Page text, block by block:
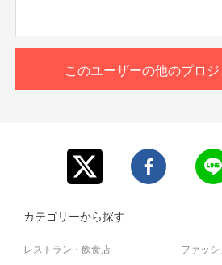
月2匹ほどの猫に里親が見つかり、年に40匹ほ
費用として活用しています。
◆里親募集型保護猫カフェ「拝啓ねこ様」詳細は
◆2022年、FANYコミュにて
オンラインサロン
※終了後は速やかに退店いただきま
※芸人へのプレゼント、差し入れは
ください。
※イベントの一部が拝啓ねこ様のオ
る場合がございます。ご了承くださ
このユーザーの他のプロ
カテゴリーから探す
レストラン・飲食店 ファッシ